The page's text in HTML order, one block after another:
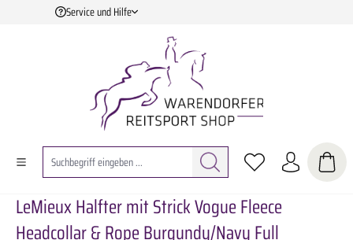
Zum Hauptinhalt springen
Service und Hilfe
LeMieux Halfter mit Strick Vogue Fleece
Headcollar & Rope Burgundy/Navy Full